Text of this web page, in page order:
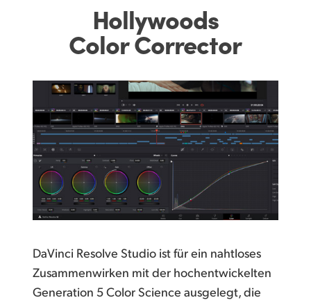
Hollywoods
Color Corrector
DaVinci Resolve Studio ist für ein nahtloses
Zusammenwirken mit der hochentwickelten
Generation 5 Color Science ausgelegt, die